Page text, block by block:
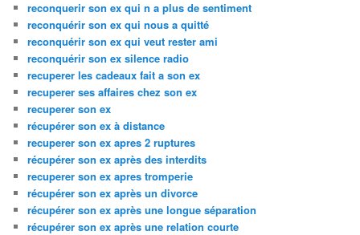
reconquerir son ex qui n a plus de sentiment
reconquérir son ex qui nous a quitté
reconquérir son ex qui veut rester ami
reconquérir son ex silence radio
recuperer les cadeaux fait a son ex
recuperer ses affaires chez son ex
recuperer son ex
récupérer son ex à distance
recuperer son ex apres 2 ruptures
récupérer son ex après des interdits
recuperer son ex apres tromperie
récupérer son ex après un divorce
récupérer son ex après une longue séparation
récupérer son ex après une relation courte